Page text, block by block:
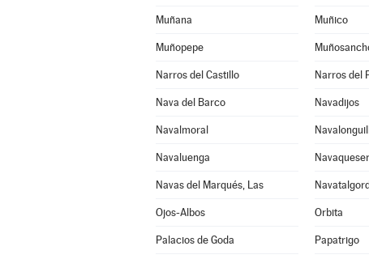
Muñana Muñico
Muñopepe
Narros del Castillo Narros del
Nava del Barco Navadijos
Navalmoral
Navaluenga
Navas del Marqués, Las
Ojos-Albos Orbita
Palacios de Goda Papatrigo